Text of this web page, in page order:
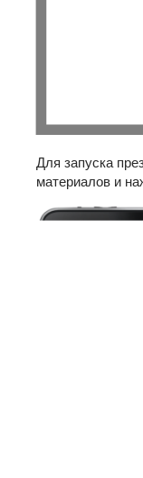
Для запуска
материалов и